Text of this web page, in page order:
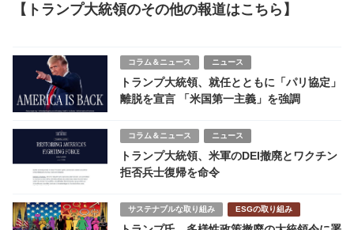
【トランプ大統領のその他の報道はこちら】
コラム＆ニュース ニュース
トランプ大統領、就任とともに「パリ協定」
離脱を宣言 「米国第一主義」を強調
コラム＆ニュース ニュース
トランプ大統領、米軍のDEI撤廃とワクチン
拒否兵士復帰を命令
サステナブルな取り組み ESGの取り組み